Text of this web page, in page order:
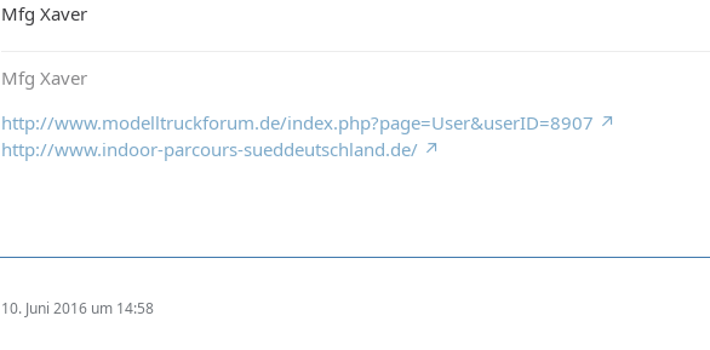
Mfg Xaver
Mfg Xaver
http://www.modelltruckforum.de/index.php?page=User&userID=8907
http://www.indoor-parcours-sueddeutschland.de/
10. Juni 2016 um 14:58